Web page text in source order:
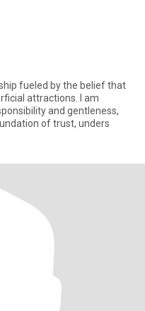
fueled by the belief that
attractions. I am
and gentleness,
of trust, unders